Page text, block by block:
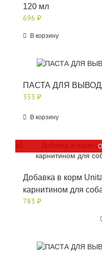
120 мл
696 ₽
В корзину
ПАСТА ДЛЯ
353 ₽
В корзину
Добавка в корм
карнитином для
783 ₽